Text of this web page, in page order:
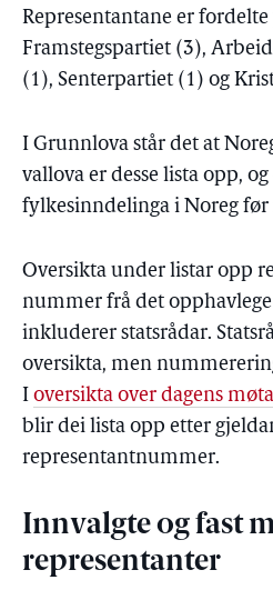
Representantane er
Framstegspartiet (3),
(1), Senterpartiet (1) og
I Grunnlova står det at
vallova er desse lista opp,
fylkesinndelinga i Noreg
Oversikta under listar opp
nummer frå det
inkluderer statsrådar.
oversikta, men
I oversikta over dagens
blir dei lista opp etter
representantnummer.
Innvalgte og fast
representanter